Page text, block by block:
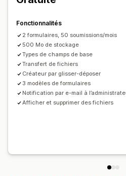
Formulaires intégrés
Logique conditionnelle
Gestion des données
Réponses aux e-mails
Tableau de bord
Limites du
Historique Analyses de données
Satisfaction client
Expérience après-achat
Gestion des soumissions
SMS E-mail Exportation des
Analyses de données
CAPTCHA
Fonctionnalités
2 formulaires, 50 soumissions/mois
500 Mo de stockage
Types de champs de base
Transfert de fichiers
Créateur par glisser-déposer
3 modèles de formulaires
Notification par e-mail à
Afficher et supprimer des fichiers